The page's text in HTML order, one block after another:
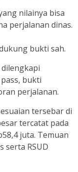
nilainya bisa
perjalanan dinas.
bukti sah.
bukti
perjalanan.
tersebar di
tercatat pada
juta. Temuan
serta RSUD